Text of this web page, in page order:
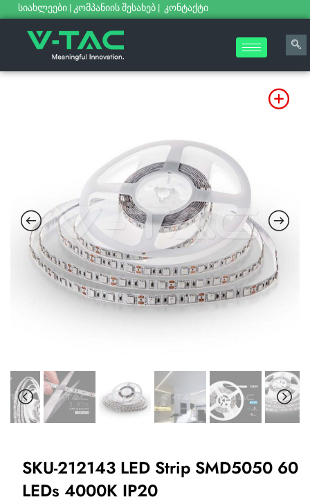
სიახლეები | კომპანიის შესახებ | კონტაქტი
SKU-212143 LED Strip SMD5050 60
LEDs 4000K IP20